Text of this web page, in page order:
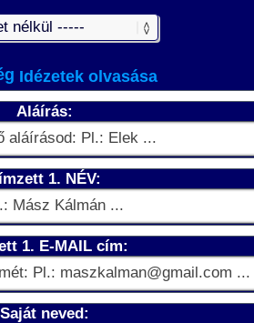
Idézetek olvasása
Aláírás:
1. NÉV:
1. E-MAIL cím:
Saját neved: